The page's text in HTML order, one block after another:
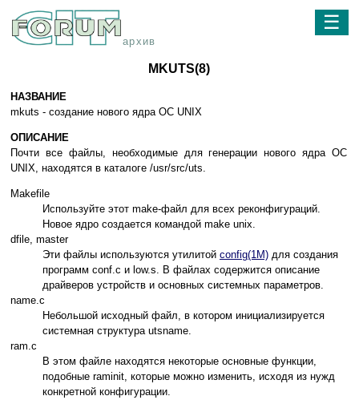
архив
☰
MKUTS(8)
НАЗВАНИЕ
mkuts - создание нового ядра ОС UNIX
ОПИСАНИЕ
Почти все файлы, необходимые для генерации нового ядра ОС
UNIX, находятся в каталоге /usr/src/uts.
Makefile
Используйте этот make-файл для всех реконфигураций.
Новое ядро создается командой make unix.
dfile, master
Эти файлы используются утилитой config(1M) для создания
программ conf.c и low.s. В файлах содержится описание
драйверов устройств и основных системных параметров.
name.c
Небольшой исходный файл, в котором инициализируется
системная структура utsname.
ram.c
В этом файле находятся некоторые основные функции,
подобные raminit, которые можно изменить, исходя из нужд
конкретной конфигурации.